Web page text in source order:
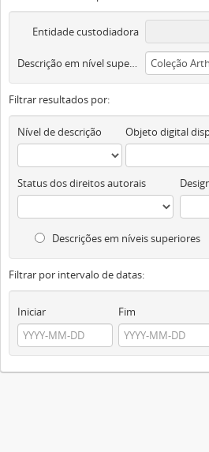
Entidade custodiadora
Descrição em nível superior
Filtrar resultados por:
Nível de descrição
Status dos direitos autorais
Descrições em níveis superiores
Filtrar por intervalo de datas:
Iniciar Fim